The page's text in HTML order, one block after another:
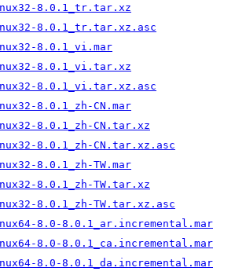
8.0.1_tr.tar.xz
8.0.1_tr.tar.xz.asc
8.0.1_vi.mar
8.0.1_vi.tar.xz
8.0.1_vi.tar.xz.asc
8.0.1_zh-CN.mar
8.0.1_zh-CN.tar.xz
8.0.1_zh-CN.tar.xz.asc
8.0.1_zh-TW.mar
8.0.1_zh-TW.tar.xz
8.0.1_zh-TW.tar.xz.asc
8.0-8.0.1_ar.incremental.mar
8.0-8.0.1_ca.incremental.mar
8.0-8.0.1_da.incremental.mar